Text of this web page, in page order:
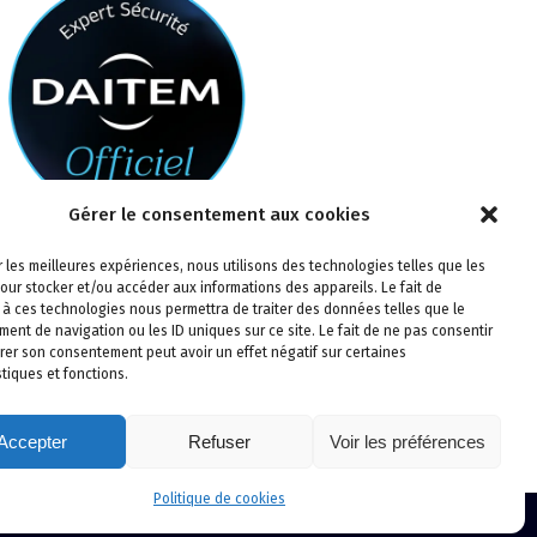
Gérer le consentement aux cookies
les meilleures expériences, nous utilisons des technologies telles que les
stocker et/ou accéder aux informations des appareils. Le fait de
ces technologies nous permettra de traiter des données telles que le
de navigation ou les ID uniques sur ce site. Le fait de ne pas consentir
son consentement peut avoir un effet négatif sur certaines
et fonctions.
Refuser Voir les préférences
Politique de cookies